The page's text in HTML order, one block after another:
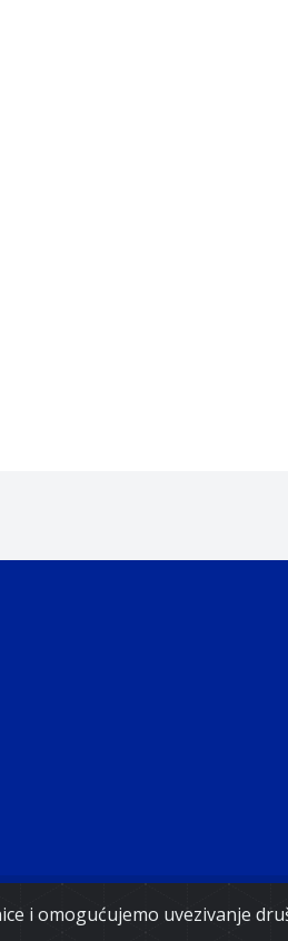
i omogućujemo uvezivanje
Federation of Bosnia and